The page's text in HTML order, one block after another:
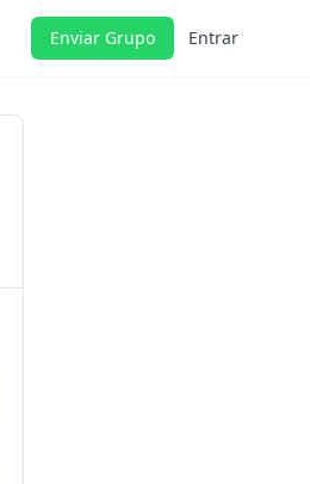
Enviar Grupo Entrar